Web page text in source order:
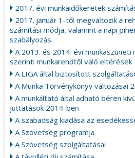
2017. évi munkaidőkeretek
2017. január 1-től megváltozik a
számítási módja, valamint a napi
szabályozás.
A 2013. és 2014. évi munkaszüneti
szerinti munkarendtől való eltérések
A LIGA által biztosított
A Munka Törvénykönyv változásai
A munkáltató által adható béren
juttatások 2014-ben
A szabadság kiadása az
A Szövetség programja
A Szövetség szolgáltatásai